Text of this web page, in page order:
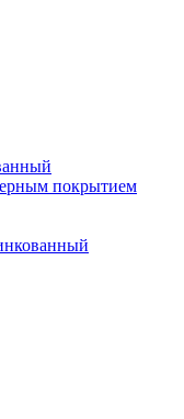
покрытием